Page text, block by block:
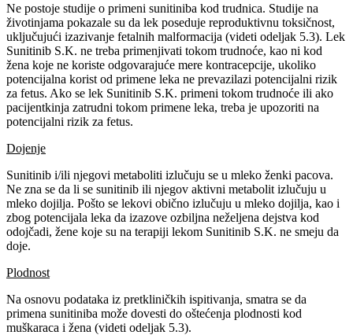
Ne postoje studije o primeni sunitiniba kod trudnica. Studije na
životinjama pokazale su da lek poseduje reproduktivnu toksičnost,
uključujući izazivanje fetalnih malformacija (videti odeljak 5.3). Lek
Sunitinib S.K. ne treba primenjivati tokom trudnoće, kao ni kod
žena koje ne koriste odgovarajuće mere kontracepcije, ukoliko
potencijalna korist od primene leka ne prevazilazi potencijalni rizik
za fetus. Ako se lek Sunitinib S.K. primeni tokom trudnoće ili ako
pacijentkinja zatrudni tokom primene leka, treba je upozoriti na
potencijalni rizik za fetus.
Dojenje
Sunitinib i/ili njegovi metaboliti izlučuju se u mleko ženki pacova.
Ne zna se da li se sunitinib ili njegov aktivni metabolit izlučuju u
mleko dojilja. Pošto se lekovi obično izlučuju u mleko dojilja, kao i
zbog potencijala leka da izazove ozbiljna neželjena dejstva kod
odojčadi, žene koje su na terapiji lekom Sunitinib S.K. ne smeju da
doje.
Plodnost
Na osnovu podataka iz pretkliničkih ispitivanja, smatra se da
primena sunitiniba može dovesti do oštećenja plodnosti kod
muškaraca i žena (videti odeljak 5.3).